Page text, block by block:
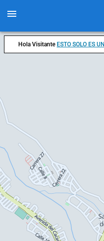
Hola Visitante ESTO SOLO ES